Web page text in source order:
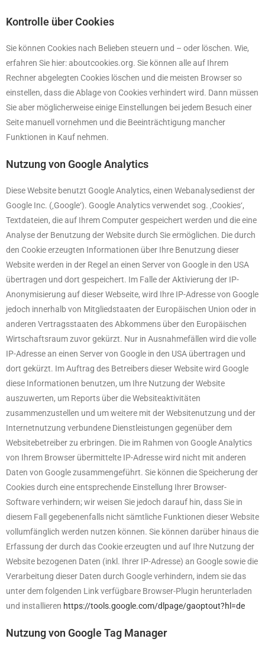
Kontrolle über Cookies
Sie können Cookies nach Belieben steuern und – oder löschen. Wie,
erfahren Sie hier: aboutcookies.org. Sie können alle auf Ihrem
Rechner abgelegten Cookies löschen und die meisten Browser so
einstellen, dass die Ablage von Cookies verhindert wird. Dann müssen
Sie aber möglicherweise einige Einstellungen bei jedem Besuch einer
Seite manuell vornehmen und die Beeinträchtigung mancher
Funktionen in Kauf nehmen.
Nutzung von Google Analytics
Diese Website benutzt Google Analytics, einen Webanalysedienst der
Google Inc. (‚Google‘). Google Analytics verwendet sog. ‚Cookies‘,
Textdateien, die auf Ihrem Computer gespeichert werden und die eine
Analyse der Benutzung der Website durch Sie ermöglichen. Die durch
den Cookie erzeugten Informationen über Ihre Benutzung dieser
Website werden in der Regel an einen Server von Google in den USA
übertragen und dort gespeichert. Im Falle der Aktivierung der IP-
Anonymisierung auf dieser Webseite, wird Ihre IP-Adresse von Google
jedoch innerhalb von Mitgliedstaaten der Europäischen Union oder in
anderen Vertragsstaaten des Abkommens über den Europäischen
Wirtschaftsraum zuvor gekürzt. Nur in Ausnahmefällen wird die volle
IP-Adresse an einen Server von Google in den USA übertragen und
dort gekürzt. Im Auftrag des Betreibers dieser Website wird Google
diese Informationen benutzen, um Ihre Nutzung der Website
auszuwerten, um Reports über die Websiteaktivitäten
zusammenzustellen und um weitere mit der Websitenutzung und der
Internetnutzung verbundene Dienstleistungen gegenüber dem
Websitebetreiber zu erbringen. Die im Rahmen von Google Analytics
von Ihrem Browser übermittelte IP-Adresse wird nicht mit anderen
Daten von Google zusammengeführt. Sie können die Speicherung der
Cookies durch eine entsprechende Einstellung Ihrer Browser-
Software verhindern; wir weisen Sie jedoch darauf hin, dass Sie in
diesem Fall gegebenenfalls nicht sämtliche Funktionen dieser Website
vollumfänglich werden nutzen können. Sie können darüber hinaus die
Erfassung der durch das Cookie erzeugten und auf Ihre Nutzung der
Website bezogenen Daten (inkl. Ihrer IP-Adresse) an Google sowie die
Verarbeitung dieser Daten durch Google verhindern, indem sie das
unter dem folgenden Link verfügbare Browser-Plugin herunterladen
und installieren https://tools.google.com/dlpage/gaoptout?hl=de
Nutzung von Google Tag Manager